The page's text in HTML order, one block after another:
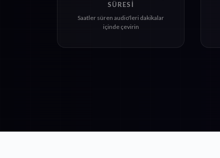
SÜRESI
Saatler süren audio'leri dakikalar
içinde çevirin